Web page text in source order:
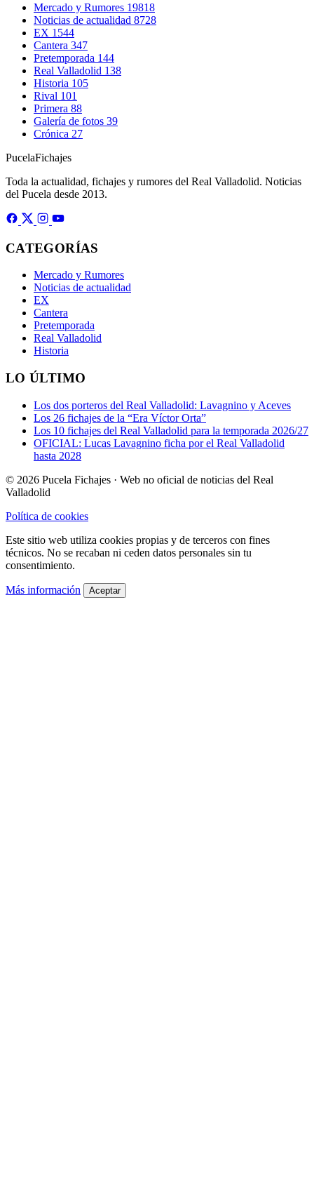
Mercado y Rumores 19818
Noticias de actualidad 8728
EX 1544
Cantera 347
Pretemporada 144
Real Valladolid 138
Historia 105
Rival 101
Primera 88
Galería de fotos 39
Crónica 27
PucelaFichajes
Toda la actualidad, fichajes y rumores del Real Valladolid. Noticias
del Pucela desde 2013.
CATEGORÍAS
Mercado y Rumores
Noticias de actualidad
EX
Cantera
Pretemporada
Real Valladolid
Historia
LO ÚLTIMO
Los dos porteros del Real Valladolid: Lavagnino y Aceves
Los 26 fichajes de la “Era Víctor Orta”
Los 10 fichajes del Real Valladolid para la temporada 2026/27
OFICIAL: Lucas Lavagnino ficha por el Real Valladolid
hasta 2028
© 2026 Pucela Fichajes · Web no oficial de noticias del Real
Valladolid
Política de cookies
Este sitio web utiliza cookies propias y de terceros con fines
técnicos. No se recaban ni ceden datos personales sin tu
consentimiento.
Más información Aceptar